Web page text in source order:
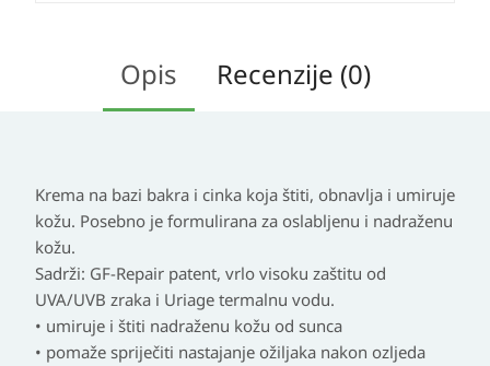
Opis Recenzije (0)
Krema na bazi bakra i cinka koja štiti, obnavlja i umiruje
kožu. Posebno je formulirana za oslabljenu i nadraženu
kožu.
Sadrži: GF-Repair patent, vrlo visoku zaštitu od
UVA/UVB zraka i Uriage termalnu vodu.
• umiruje i štiti nadraženu kožu od sunca
• pomaže spriječiti nastajanje ožiljaka nakon ozljeda